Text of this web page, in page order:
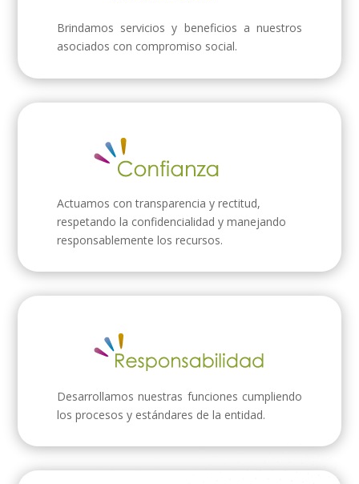
Brindamos servicios y beneficios a nuestros
asociados con compromiso social.
Actuamos con transparencia y rectitud,
respetando la confidencialidad y manejando
responsablemente los recursos.
Desarrollamos nuestras funciones cumpliendo
los procesos y estándares de la entidad.